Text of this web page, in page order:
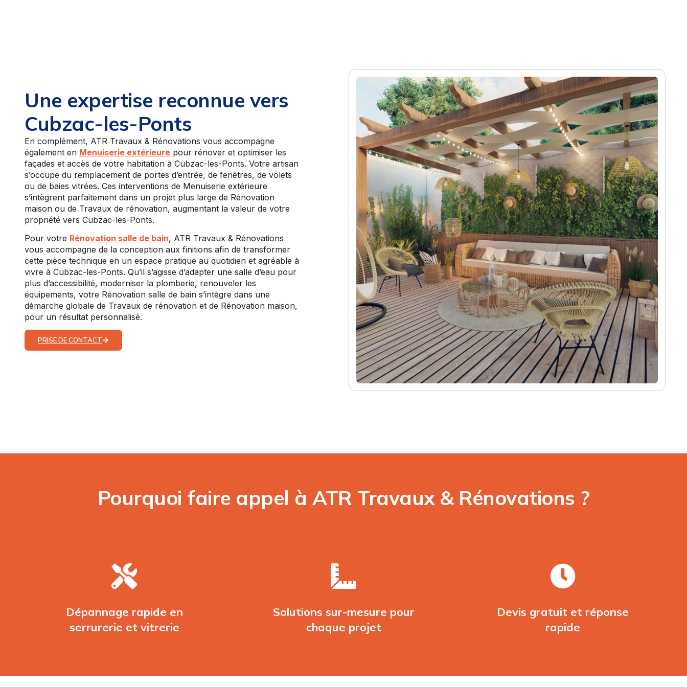
Une expertise reconnue vers
Cubzac-les-Ponts
En complément, ATR Travaux & Rénovations vous accompagne
également en Menuiserie extérieure pour rénover et optimiser les
façades et accès de votre habitation à Cubzac-les-Ponts. Votre artisan
s’occupe du remplacement de portes d’entrée, de fenêtres, de volets
ou de baies vitrées. Ces interventions de Menuiserie extérieure
s’intègrent parfaitement dans un projet plus large de Rénovation
maison ou de Travaux de rénovation, augmentant la valeur de votre
propriété vers Cubzac-les-Ponts.
Pour votre Rénovation salle de bain, ATR Travaux & Rénovations
vous accompagne de la conception aux finitions afin de transformer
cette pièce technique en un espace pratique au quotidien et agréable à
vivre à Cubzac-les-Ponts. Qu’il s’agisse d’adapter une salle d’eau pour
plus d’accessibilité, moderniser la plomberie, renouveler les
équipements, votre Rénovation salle de bain s’intègre dans une
démarche globale de Travaux de rénovation et de Rénovation maison,
pour un résultat personnalisé.
PRISE DE CONTACT
Pourquoi faire appel à ATR Travaux & Rénovations ?
Dépannage rapide en
serrurerie et vitrerie
Solutions sur-mesure pour
chaque projet
Devis gratuit et réponse
rapide